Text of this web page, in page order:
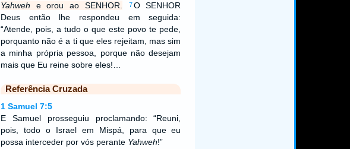
Yahweh e orou ao SENHOR. 7O SENHOR
Deus então lhe respondeu em seguida:
“Atende, pois, a tudo o que este povo te pede,
porquanto não é a ti que eles rejeitam, mas sim
a minha própria pessoa, porque não desejam
mais que Eu reine sobre eles!…
Referência Cruzada
1 Samuel 7:5
E Samuel prosseguiu proclamando: “Reuni,
pois, todo o Israel em Mispá, para que eu
possa interceder por vós perante Yahweh!”